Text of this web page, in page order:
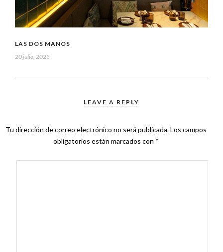
LAS DOS MANOS
20 julio, 2025
LEAVE A REPLY
Tu dirección de correo electrónico no será publicada.Los campos
obligatorios están marcados con *